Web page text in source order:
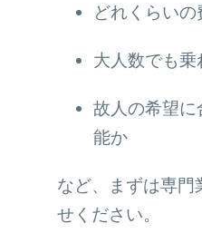
どれくらい
大人数でも乗
故人の希望
能か
など、まずは専門
せください。